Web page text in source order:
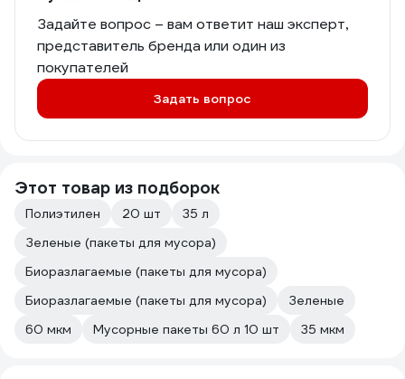
Задайте вопрос – вам ответит наш эксперт,
представитель бренда или один из
покупателей
Задать вопрос
Этот товар из подборок
Полиэтилен 20 шт
35 л
Зеленые (пакеты для мусора)
Биоразлагаемые (пакеты для мусора)
Биоразлагаемые (пакеты для мусора)
Зеленые
60 мкм
Мусорные пакеты 60 л 10 шт 35 мкм